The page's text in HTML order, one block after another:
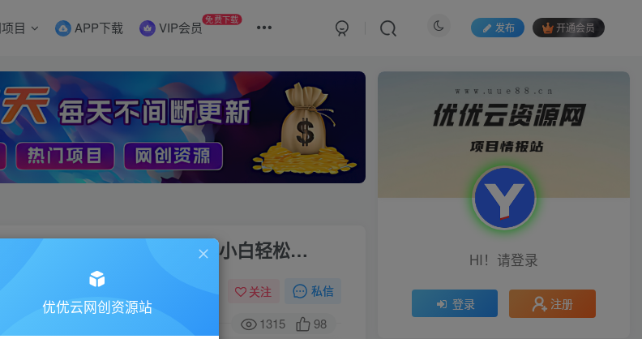
目 APP下载 VIP会员 免费下载
发布 开通会员
搬运国外ASMR视频，新手小白轻松…
关注 私信
1315 98
HI！请登录
登录 注册
优优云网创资源站